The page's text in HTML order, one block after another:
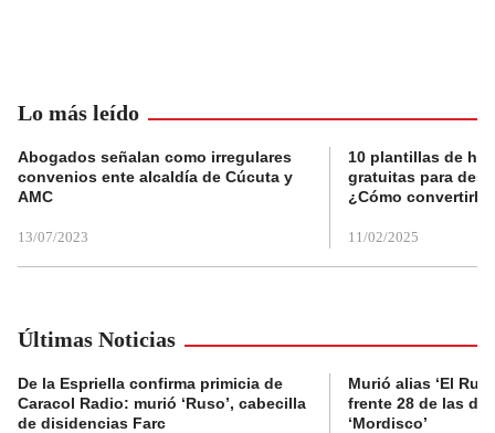
Lo más leído
Abogados señalan como irregulares
convenios ente alcaldía de Cúcuta y
AMC
13/07/2023
10 plantillas de
gratuitas para
¿Cómo convertirla
11/02/2025
Últimas Noticias
De la Espriella confirma primicia de
Caracol Radio: murió ‘Ruso’, cabecilla
de disidencias Farc
Murió alias ‘El
frente 28 de las
‘Mordisco’